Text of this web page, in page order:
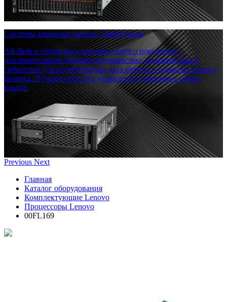
Системы хранения данных ThinkSystem
All-flash и гибридные массивы нового поколения с
исключительной производительностью, надежностью и
гибкостью для модернизации дата-центра и развития вашего
бизнеса. Лучшие средства управления данными в своем
классе.
Previous Next
Главная
Каталог оборудования
Комплектующие Lenovo
Процессоры Lenovo
00FL169